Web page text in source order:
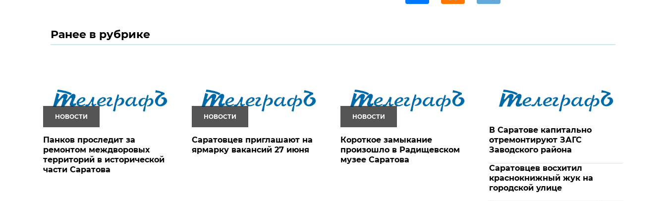
Ранее в рубрике
НОВОСТИ
Панков проследит за
ремонтом междворовых
территорий в исторической
части Саратова
НОВОСТИ
Саратовцев приглашают на
ярмарку вакансий 27 июня
НОВОСТИ
Короткое замыкание
произошло в Радищевском
музее Саратова
В Саратове капитально
отремонтируют ЗАГС
Заводского района
Саратовцев восхитил
краснокнижный жук на
городской улице